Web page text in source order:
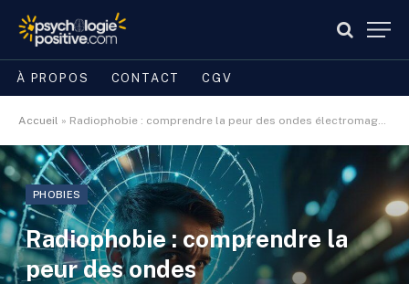
À PROPOS CONTACT CGV
Accueil » Radiophobie : comprendre la peur des ondes électromagnétiques et ses impacts psychologiques
PHOBIES
Radiophobie : comprendre la
peur des ondes